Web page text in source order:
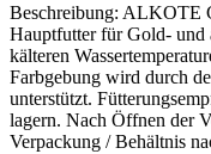
Beschreibung: ALKOTE
Hauptfutter für Gold- und
kälteren
Farbgebung wird durch
unterstützt.
lagern. Nach Öffnen der
Verpackung / Behältnis